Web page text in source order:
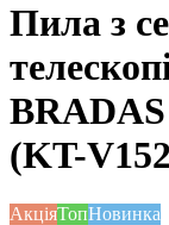
Пила з
(KT-
АкціяТопНовинка